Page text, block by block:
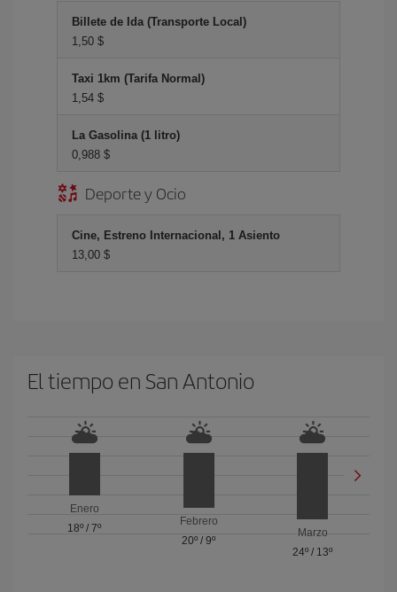
Billete de Ida (Transporte Local)
1,50 $
Taxi 1km (Tarifa Normal)
1,54 $
La Gasolina (1 litro)
0,988 $
Deporte y Ocio
Cine, Estreno Internacional, 1 Asiento
13,00 $
El tiempo en San Antonio
Enero
18º /7º
Febrero
20º / 9º
Marzo
24º / 13º